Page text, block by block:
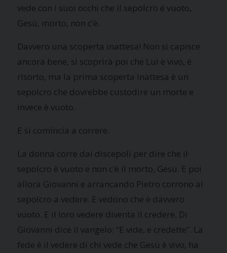
vede con i suoi occhi che il sepolcro è vuoto,
Gesù, morto, non c’è.
Davvero una scoperta inattesa! Non si capisce
ancora bene, si scoprirà poi che Lui è vivo, è
risorto, ma la prima scoperta inattesa è un
sepolcro che dovrebbe custodire un morte e
invece è vuoto.
E si comincia a correre.
La donna corre dai discepoli per dire che il
sepolcro è vuoto e non c’è il morto, Gesù. E poi
allora Giovanni e arrancando Pietro corrono al
sepolcro a vedere. E vedono che è davvero
vuoto. E il loro vedere diventa il credere. Di
Giovanni dice il vangelo: “E vide, e credette”. La
fede è il vedere di chi vede che Gesù è vivo, ha